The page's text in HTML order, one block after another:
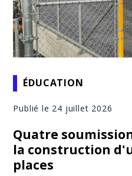
ÉDUCATION
Publié le 24 juillet 2026
Quatre
la construction
places